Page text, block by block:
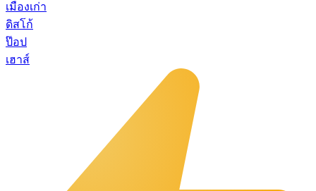
เมืองเก่า
ดิสโก้
ป๊อป
เฮาส์